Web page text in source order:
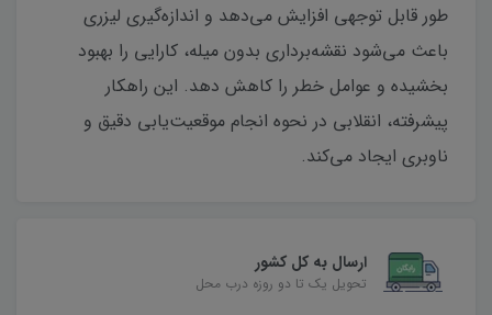
طور قابل توجهی افزایش می‌دهد و اندازه‌گیری لیزری
باعث می‌شود نقشه‌برداری بدون میله، کارایی را بهبود
بخشیده و عوامل خطر را کاهش دهد. این راهکار
پیشرفته، انقلابی در نحوه انجام موقعیت‌یابی دقیق و
ناوبری ایجاد می‌کند.
ارسال به کل کشور
تحویل یک تا دو روزه درب محل